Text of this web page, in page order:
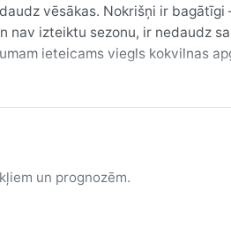
vēsākas. Nokrišņi ir bagātīgi
nav izteiktu sezonu, ir nedaudz
ieteicams viegls kokvilnas
un prognozēm.